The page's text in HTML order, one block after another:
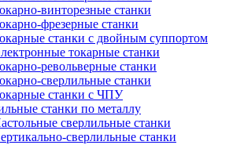
винторезные станки
фрезерные станки
станки с двойным суппортом
токарные станки
револьверные станки
сверлильные станки
станки с ЧПУ
станки по металлу
сверлильные станки
сверлильные станки